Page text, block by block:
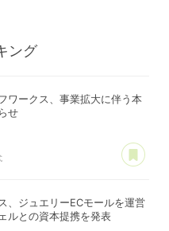
ング
ワークス、事業拡大に伴う本
せ
、ジュエリーECモールを運営
ルとの資本提携を発表